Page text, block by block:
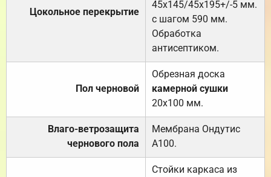
Цокольное перекрытие
45х145/45х195+/-5 мм.
с шагом 590 мм.
Обработка
антисептиком.
Пол черновой
Обрезная доска
камерной сушки
20х100 мм.
Влаго-ветрозащита
чернового пола
Мембрана Ондутис
А100.
Стойки каркаса из